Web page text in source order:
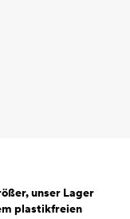
unser Lager
plastikfreien